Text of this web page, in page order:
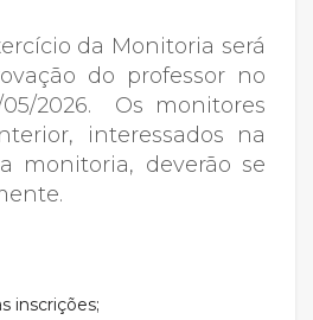
da Monitoria será
do professor no
2026. Os monitores
interessados na
monitoria, deverão se
inscrições;